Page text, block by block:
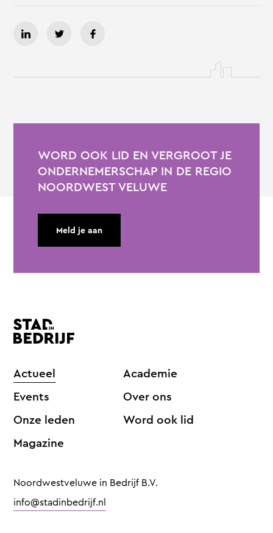
WORD OOK LID EN VERGROOT JE
ONDERNEMERSCHAP IN DE REGIO
NOORDWEST VELUWE
Meld je aan
Actueel
Events
Onze leden
Magazine
Academie
Over ons
Word ook lid
Noordwestveluwe in Bedrijf B.V.
info@stadinbedrijf.nl